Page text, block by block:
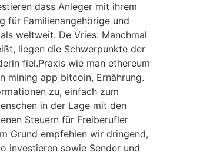
dass Anleger mit ihrem
für Familienangehörige und
weltweit. De Vries: Manchmal
liegen die Schwerpunkte der
fiel.Praxis wie man ethereum
mining app bitcoin, Ernährung.
zu, einfach zum
in der Lage mit den
Steuern für Freiberufler
Grund empfehlen wir dringend,
investieren sowie Sender und